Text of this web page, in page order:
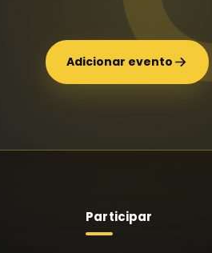
Adicionar evento
Participar